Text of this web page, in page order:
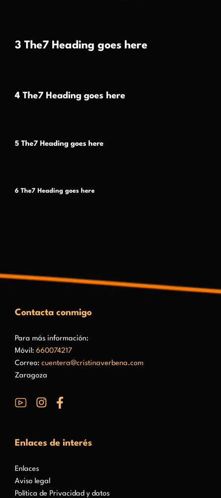
3 The7 Heading goes here
4 The7 Heading goes here
5 The7 Heading goes here
6 The7 Heading goes here
Contacta conmigo
Para más información:
Móvil: 660074217
Correo: cuentera@cristinaverbena.com
Zaragoza
Enlaces de interés
Enlaces
Aviso legal
Política de Privacidad y datos